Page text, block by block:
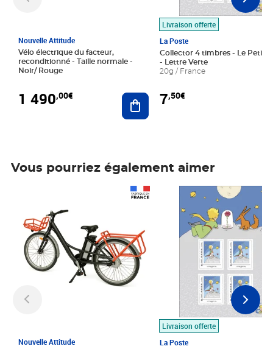
Nouvelle Attitude
Vélo électrique du facteur,
reconditionné - Taille normale -
Noir/ Rouge
1 490,00€ Ajouter au panier
Livraison offerte
La Poste
Collector 4 timbres - Le Petit
- Lettre Verte
20g / France
7,50€
Vous pourriez également aimer
Nouvelle Attitude
Livraison offerte
La Poste
Prix 7,50€